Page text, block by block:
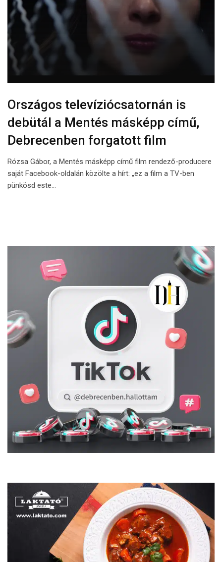
Országos televíziócsatornán is
debütál a Mentés másképp című,
Debrecenben forgatott film
Rózsa Gábor, a Mentés másképp című film rendező-producere
saját Facebook-oldalán közölte a hírt: „ez a film a TV-ben
pünkösd este…